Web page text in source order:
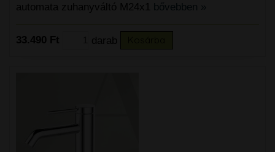
automata zuhanyváltó M24x1 bővebben »
33.490 Ft darab